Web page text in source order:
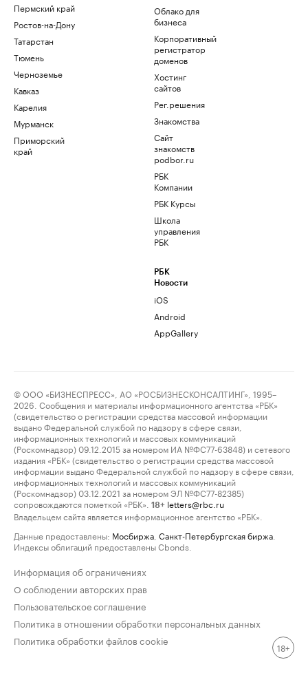
Пермский край
Ростов-на-Дону
Татарстан
Тюмень
Черноземье
Кавказ
Карелия
Мурманск
Приморский
край
Облако для
бизнеса
Корпоративный
регистратор
доменов
Хостинг
сайтов
Рег.решения
Знакомства
Сайт
знакомств
podbor.ru
РБК
Компании
РБК Курсы
Школа
управления
РБК
РБК
Новости
iOS
Android
AppGallery
© ООО «БИЗНЕСПРЕСС», АО «РОСБИЗНЕСКОНСАЛТИНГ», 1995–
2026. Сообщения и материалы информационного агентства «РБК»
(свидетельство о регистрации средства массовой информации
выдано Федеральной службой по надзору в сфере связи,
информационных технологий и массовых коммуникаций
(Роскомнадзор) 09.12.2015 за номером ИА №ФС77-63848) и сетевого
издания «РБК» (свидетельство о регистрации средства массовой
информации выдано Федеральной службой по надзору в сфере связи,
информационных технологий и массовых коммуникаций
(Роскомнадзор) 03.12.2021 за номером ЭЛ №ФС77-82385)
сопровождаются пометкой «РБК».
18+ letters@rbc.ru
Владельцем сайта является информационное агентство «РБК».
Данные предоставлены: Мосбиржа Санкт-Петербургская биржа
Индексы облигаций предоставлены Cbonds.
Информация об ограничениях
О соблюдении авторских прав
Пользовательское соглашение
Политика в отношении обработки персональных данных
Политика обработки файлов cookie
18+